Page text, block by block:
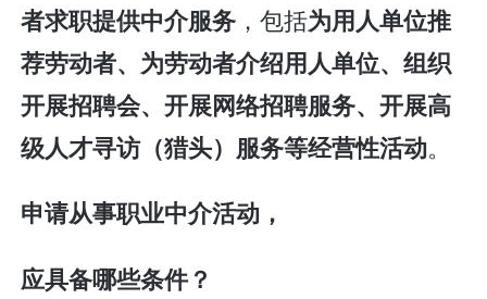
者求职提供中介服务 ，包括为用人单位推
荐劳动者、为劳动者介绍用人单位、组织
开展招聘会、开展网络招聘服务、开展高
级人才寻访（猎头）服务等经营性活动。
申请从事职业中介活动，
应具备哪些条件？